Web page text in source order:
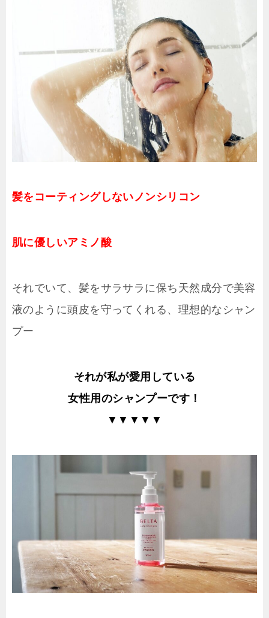
髪をコーティングしないノンシリコン
肌に優しいアミノ酸
それでいて、髪をサラサラに保ち天然成分で美容
液のように頭皮を守ってくれる、理想的なシャン
プー
それが私が愛用している
女性用のシャンプーです！
▼▼▼▼▼